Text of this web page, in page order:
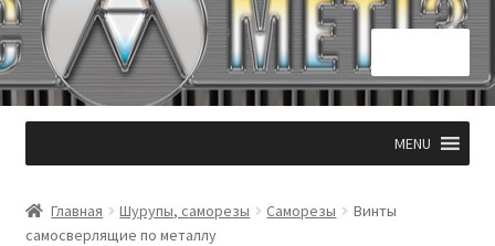
Перейти
навигации
Перейти
содержимому
Главная
КОНТАКТЫ 050 331 53 94
Корзина
MENU
Главная Шурупы, саморезы Саморезы
Винты
самосверлящие по металлу